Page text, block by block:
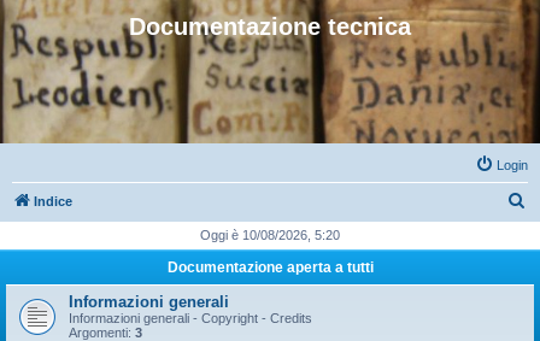
Documentazione tecnica
Login
Indice
c
Oggi è 10/08/2026, 5:20
Documentazione aperta a tutti
Informazioni generali
Informazioni generali - Copyright - Credits
Argomenti: 3